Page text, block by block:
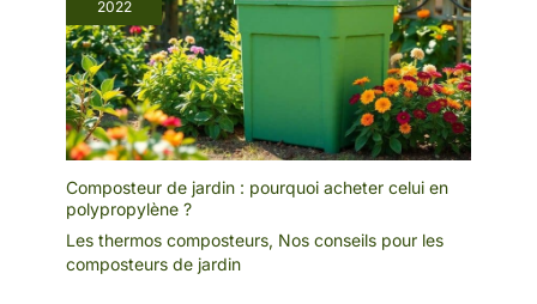
2022
Composteur de jardin : pourquoi acheter celui en
polypropylène ?
Les thermos composteurs, Nos conseils pour les
composteurs de jardin